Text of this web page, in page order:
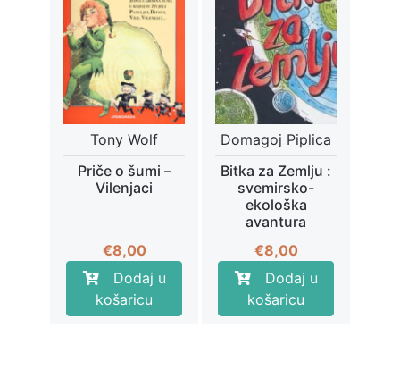
Tony Wolf
Priče o šumi –
Vilenjaci
€8,00
Dodaj u
košaricu
Domagoj Piplica
Bitka za Zemlju :
svemirsko-
ekološka
avantura
€8,00
Dodaj u
košaricu